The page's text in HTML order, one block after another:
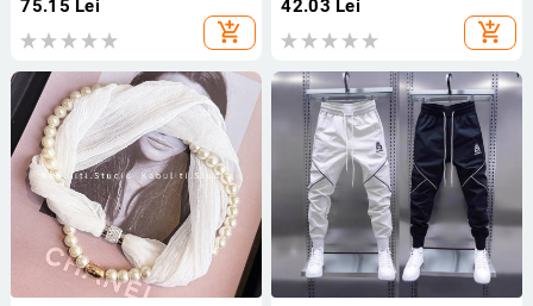
75.15 Lei
add_shopping_cart
42.03 Lei
add_shopping_cart